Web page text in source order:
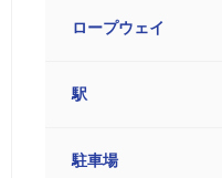
ロープウェイ
駅
駐車場